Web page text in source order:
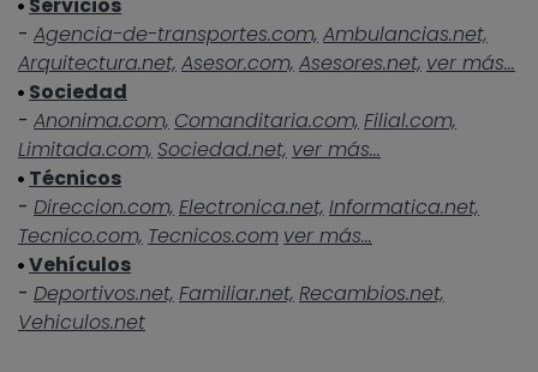
- Agencia-de-transportes.com, Ambulancias.net,
Arquitectura.net, Asesor.com, Asesores.net, ver más...
Sociedad
- Anonima.com, Comanditaria.com, Filial.com,
Limitada.com, Sociedad.net, ver más...
Técnicos
- Direccion.com, Electronica.net, Informatica.net,
Tecnico.com, Tecnicos.com ver más...
Vehículos
- Deportivos.net, Familiar.net, Recambios.net,
Vehiculos.net